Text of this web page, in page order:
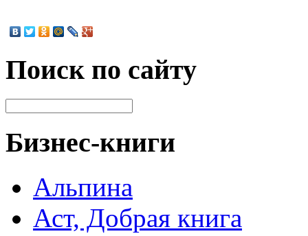
Поиск по сайту
Бизнес-книги
Альпина
Аст, Добрая книга